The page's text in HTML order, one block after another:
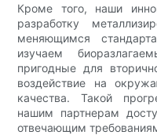
Кроме того, наши
разработку
меняющимся
изучаем
пригодные для
воздействие на
качества. Такой
нашим партнерам
отвечающим